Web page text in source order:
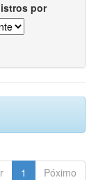
por
1 Póximo